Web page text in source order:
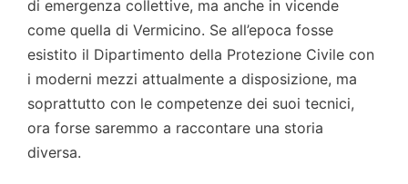
di emergenza collettive, ma anche in vicende
come quella di Vermicino. Se all’epoca fosse
esistito il Dipartimento della Protezione Civile con
i moderni mezzi attualmente a disposizione, ma
soprattutto con le competenze dei suoi tecnici,
ora forse saremmo a raccontare una storia
diversa.